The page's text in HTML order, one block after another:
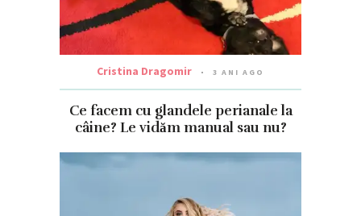
Cristina Dragomir 3 ANI AGO
Ce facem cu glandele perianale la
câine? Le vidăm manual sau nu?